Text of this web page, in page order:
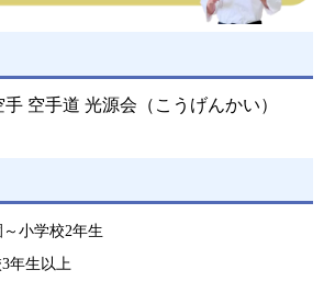
空手道 光源会（こうげんかい）
小学校2年生
年生以上